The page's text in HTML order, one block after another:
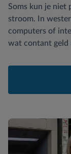
Soms kun je niet
stroom. In
computers of
wat contant geld